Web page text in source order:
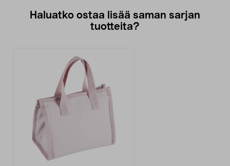
Haluatko ostaa lisää saman sarjan
tuotteita?